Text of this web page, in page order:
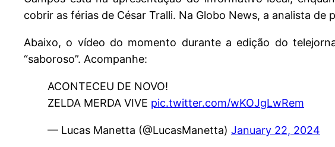
cobrir as férias de César Tralli. Na Globo News, a analista
Abaixo, o vídeo do momento durante a edição do
“saboroso”. Acompanhe:
ACONTECEU DE NOVO!
ZELDA MERDA VIVE pic.twitter.com/wKOJgLwRem
— Lucas Manetta (@LucasManetta) January 22, 2024